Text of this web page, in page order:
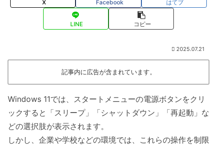
X Facebook はてブ
LINE コピー
2025.07.21
記事内に広告が含まれています。
Windows 11では、スタートメニューの電源ボタンをクリ
ックすると「スリープ」「シャットダウン」「再起動」な
どの選択肢が表示されます。
しかし、企業や学校などの環境では、これらの操作を制限